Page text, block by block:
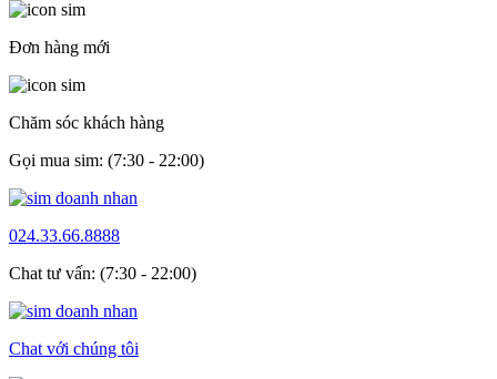
Đơn hàng mới
Chăm sóc khách hàng
Gọi mua sim: (7:30 - 22:00)
024.33.66.8888
Chat tư vấn: (7:30 - 22:00)
Chat với chúng tôi